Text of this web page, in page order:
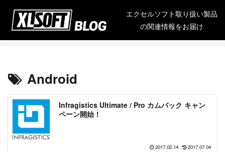
エクセルソフト取り扱い製品
の関連情報をお届け
Android
Infragistics Ultimate / Pro カムバック キャン
ペーン開始！
2017.02.14 2017.07.04